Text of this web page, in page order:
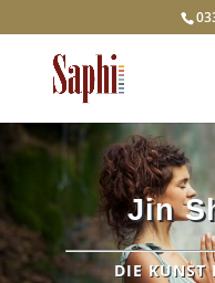
Jin
DIE KUNST